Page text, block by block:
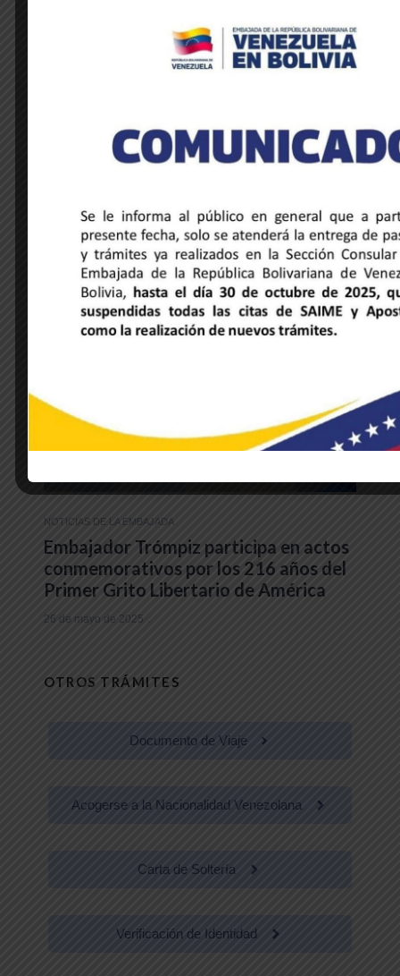
Venezuela y Honduras unidas a través
de la música y la hermandad cultural
NOTICIAS DE LA EMBAJADA
Embajador Trómpiz participa en actos
conmemorativos por los 216 años del
Primer Grito Libertario de América
26 de mayo de 2025
OTROS TRÁMITES
Documento de Viaje
Acogerse a la Nacionalidad Venezolana
Carta de Soltería
Verificación de Identidad